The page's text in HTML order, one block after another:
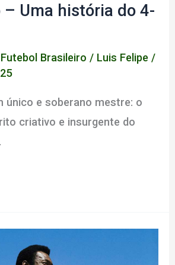
– Uma história do 4-
Futebol Brasileiro / Luis Felipe/
único e soberano mestre: o
criativo e insurgente do